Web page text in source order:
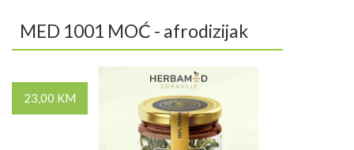
MED 1001 MOĆ - afrodizijak
23,00 KM